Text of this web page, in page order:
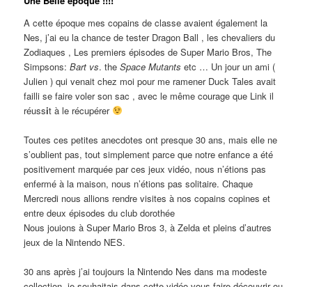
A cette époque mes copains de classe avaient également la
Nes, j’ai eu la chance de tester Dragon Ball , les chevaliers du
Zodiaques , Les premiers épisodes de Super Mario Bros, The
Simpsons:Bart vs. theSpace Mutants etc … Un jour un ami (
Julien ) qui venait chez moi pour me ramener Duck Tales avait
failli se faire voler son sac , avec le même courage que Link il
réussit à le récupérer
Toutes ces petites anecdotes ont presque 30 ans, mais elle ne
s’oublient pas, tout simplement parce que notre enfance a été
positivement marquée par ces jeux vidéo, nous n’étions pas
enfermé à la maison, nous n’étions pas solitaire. Chaque
Mercredi nous allions rendre visites à nos copains copines et
entre deux épisodes du club dorothée
Nous jouions à Super Mario Bros 3, à Zelda et pleins d’autres
jeux de la Nintendo NES.
30 ans après j’ai toujours la Nintendo Nes dans ma modeste